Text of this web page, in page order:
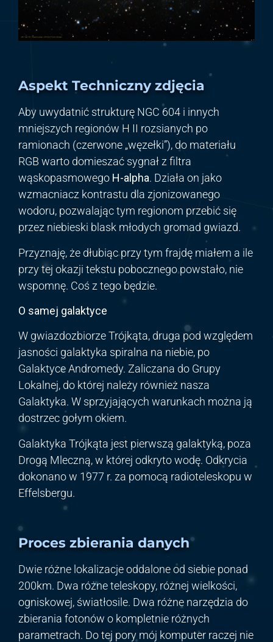
Aspekt Techniczny zdjęcia
Aby uwydatnić strukturę NGC 604 i innych
mniejszych regionów H II rozsianych po
ramionach (czerwone „węzełki”), do materiału
RGB warto domieszać sygnał z filtra
wąskopasmowego H-alpha. Działa on jako
wzmacniacz kontrastu dla zjonizowanego
wodoru, pozwalając tym regionom przebić się
przez niebieski blask młodych gromad gwiazd.
Przyznaję, że dłubiąc przy tym frajdę miałem a ile
przy tej okazji tekstu pobocznego powstało, nie
wspomnę. Coś z tego będzie.
O samej galaktyce
W gwiazdozbiorze Trójkąta, druga pod względem
jasności galaktyka spiralna na niebie, po
Galaktyce Andromedy. Zaliczana do Grupy
Lokalnej, do której należy również nasza
Galaktyka. W sprzyjających warunkach można ją
dostrzec gołym okiem.
Galaktyka Trójkąta jest pierwszą galaktyką, poza
Drogą Mleczną, w której odkryto wodę. Odkrycia
dokonano w 1977 r. za pomocą radioteleskopu w
Effelsbergu.
Proces zbierania danych
Dwie różne lokalizacje oddalone od siebie ponad
200km. Dwa różne teleskopy, różnej wielkości,
ogniskowej, światłosile. Dwa różne narzędzia do
zbierania fotonów o kompletnie różnych
parametrach. Do tej pory mój komputer raczej nie